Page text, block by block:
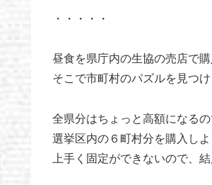
・・・・・
昼食を県庁内の生協の売店で購
そこで市町村のパズルを見つけ
全県分はちょっと高額になるの
選挙区内の６町村分を購入しよ
上手く固定ができないので、